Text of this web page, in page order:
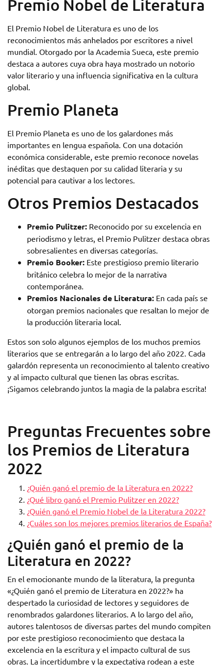
Premio Nobel de Literatura
El Premio Nobel de Literatura es uno de los
reconocimientos más anhelados por escritores a nivel
mundial. Otorgado por la Academia Sueca, este premio
destaca a autores cuya obra haya mostrado un notorio
valor literario y una influencia significativa en la cultura
global.
Premio Planeta
El Premio Planeta es uno de los galardones más
importantes en lengua española. Con una dotación
económica considerable, este premio reconoce novelas
inéditas que destaquen por su calidad literaria y su
potencial para cautivar a los lectores.
Otros Premios Destacados
Premio Pulitzer: Reconocido por su excelencia en
periodismo y letras, el Premio Pulitzer destaca obras
sobresalientes en diversas categorías.
Premio Booker: Este prestigioso premio literario
británico celebra lo mejor de la narrativa
contemporánea.
Premios Nacionales de Literatura: En cada país se
otorgan premios nacionales que resaltan lo mejor de
la producción literaria local.
Estos son solo algunos ejemplos de los muchos premios
literarios que se entregarán a lo largo del año 2022. Cada
galardón representa un reconocimiento al talento creativo
y al impacto cultural que tienen las obras escritas.
¡Sigamos celebrando juntos la magia de la palabra escrita!
Preguntas Frecuentes sobre
los Premios de Literatura
2022
¿Quién ganó el premio de la Literatura en 2022?
¿Qué libro ganó el Premio Pulitzer en 2022?
¿Quién ganó el Premio Nobel de la Literatura 2022?
¿Cuáles son los mejores premios literarios de España?
¿Quién ganó el premio de la
Literatura en 2022?
En el emocionante mundo de la literatura, la pregunta
«¿Quién ganó el premio de Literatura en 2022?» ha
despertado la curiosidad de lectores y seguidores de
renombrados galardones literarios. A lo largo del año,
autores talentosos de diversas partes del mundo compiten
por este prestigioso reconocimiento que destaca la
excelencia en la escritura y el impacto cultural de sus
obras. La incertidumbre y la expectativa rodean a este